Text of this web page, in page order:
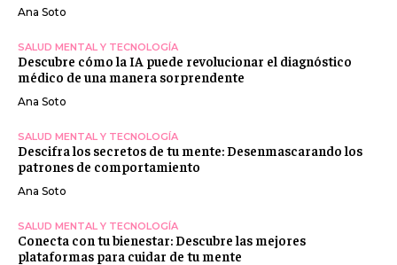
Ana Soto
SALUD MENTAL Y TECNOLOGÍA
Descubre cómo la IA puede revolucionar el diagnóstico
médico de una manera sorprendente
Ana Soto
SALUD MENTAL Y TECNOLOGÍA
Descifra los secretos de tu mente: Desenmascarando los
patrones de comportamiento
Ana Soto
SALUD MENTAL Y TECNOLOGÍA
Conecta con tu bienestar: Descubre las mejores
plataformas para cuidar de tu mente